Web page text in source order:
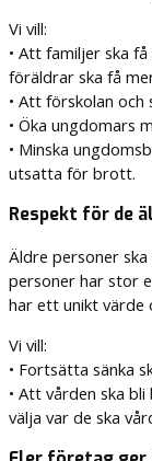
Vi vill:
• Att familjer ska
föräldrar ska få
• Att förskolan och
• Öka ungdomars
• Minska
utsatta för brott.
Respekt för de
Äldre personer
personer har stor
har ett unikt värde
Vi vill:
• Fortsätta sänka
• Att vården ska
välja var de ska